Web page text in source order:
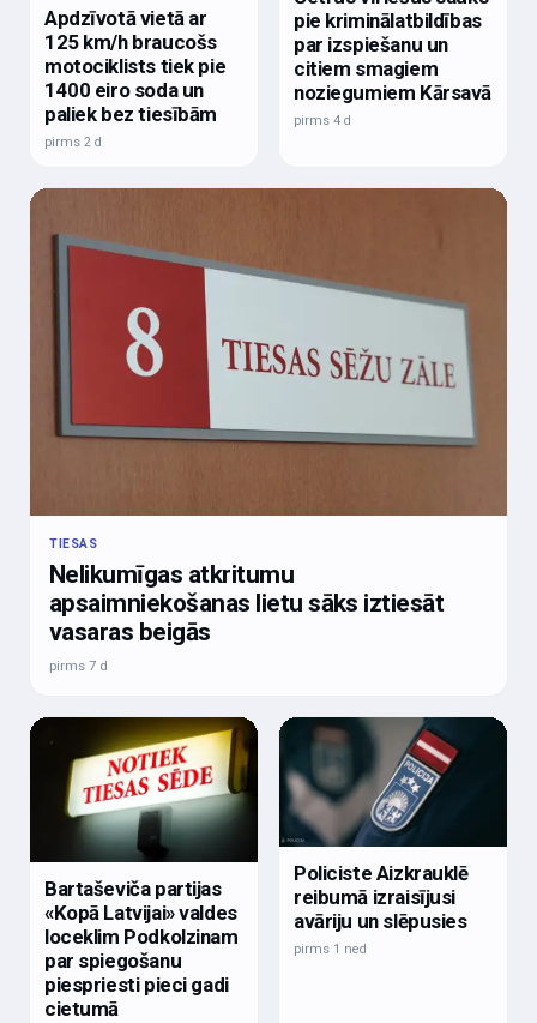
Apdzīvotā vietā ar
125 km/h braucošs
motociklists tiek pie
1400 eiro soda un
paliek bez tiesībām
pirms 2 d
pie kriminālatbildības
par izspiešanu un
citiem smagiem
noziegumiem Kārsavā
pirms 4 d
TIESAS
Nelikumīgas atkritumu
apsaimniekošanas lietu sāks iztiesāt
vasaras beigās
pirms 7 d
Bartaševiča partijas
«Kopā Latvijai» valdes
loceklim Podkolzinam
par spiegošanu
piespriesti pieci gadi
cietumā
Policiste Aizkrauklē
reibumā izraisījusi
avāriju un slēpusies
pirms 1 ned